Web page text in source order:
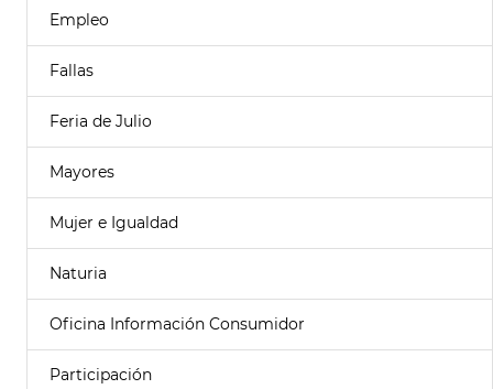
Empleo
Fallas
Feria de Julio
Mayores
Mujer e Igualdad
Naturia
Oficina Información Consumidor
Participación